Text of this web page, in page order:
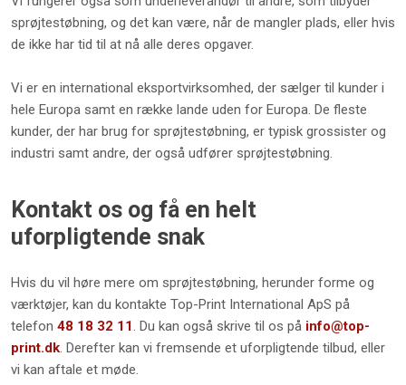
sprøjtestøbning, og det kan være, når de mangler plads, eller hvis
de ikke har tid til at nå alle deres opgaver.​
Vi er en international eksportvirksomhed, der sælger til kunder i
hele Europa samt en række lande uden for Europa. De fleste
kunder, der har brug for sprøjtestøbning, er typisk grossister og
industri samt andre, der også udfører sprøjtestøbning.
Kontakt os og få en helt
uforpligtende snak
Hvis du vil høre mere om sprøjtestøbning, herunder forme og
værktøjer, kan du kontakte Top-Print International ApS på
telefon 48 18 32 11. Du kan også skrive til os på info@top-
print.dk. Derefter kan vi fremsende et uforpligtende tilbud, eller
vi kan aftale et møde.​